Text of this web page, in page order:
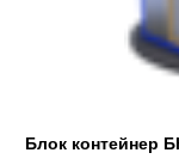
Блок контейнер